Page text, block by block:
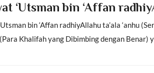
‘Utsman bin ‘Affan
bin ‘Affan radhiyAllahu ta’ala ‘anhu
Khalifah yang Dibimbing dengan Benar)